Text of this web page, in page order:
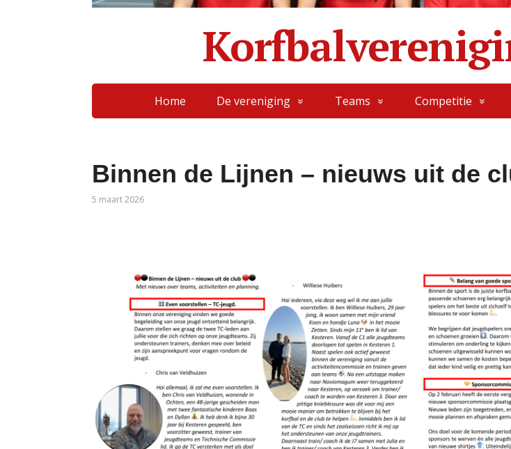
Home De vereniging Teams Competitie
Binnen de Lijnen – nieuws uit de
5 maart 2026